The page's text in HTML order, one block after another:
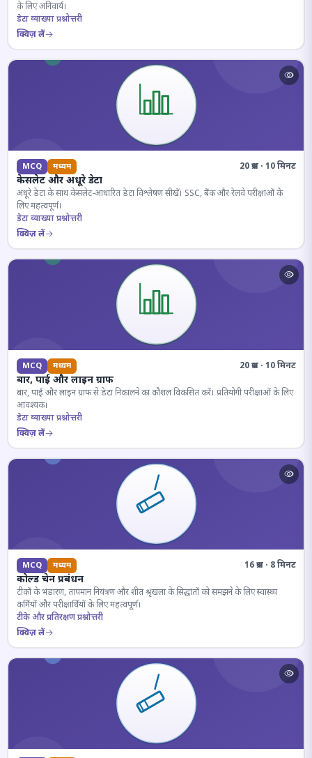
के लिए अनिवार्य।
डेटा व्याख्या प्रश्नोत्तरी
क्विज़ लें
MCQ मध्यम 20 प्रश्न · 10 मिनट
केसलेट और अधूरे डेटा
अधूरे डेटा के साथ केसलेट-आधारित डेटा विश्लेषण सीखें। SSC, बैंक और रेलवे परीक्षाओं के
लिए महत्वपूर्ण।
डेटा व्याख्या प्रश्नोत्तरी
क्विज़ लें
MCQ मध्यम 20 प्रश्न · 10 मिनट
बार, पाई और लाइन ग्राफ
बार, पाई और लाइन ग्राफ से डेटा निकालने का कौशल विकसित करें। प्रतियोगी परीक्षाओं के लिए
आवश्यक।
डेटा व्याख्या प्रश्नोत्तरी
क्विज़ लें
MCQ मध्यम 16 प्रश्न · 8 मिनट
कोल्ड चेन प्रबंधन
टीकों के भंडारण, तापमान नियंत्रण और शीत श्रृंखला के सिद्धांतों को समझने के लिए स्वास्थ्य
कर्मियों और परीक्षार्थियों के लिए महत्वपूर्ण।
टीके और प्रतिरक्षण प्रश्नोत्तरी
क्विज़ लें